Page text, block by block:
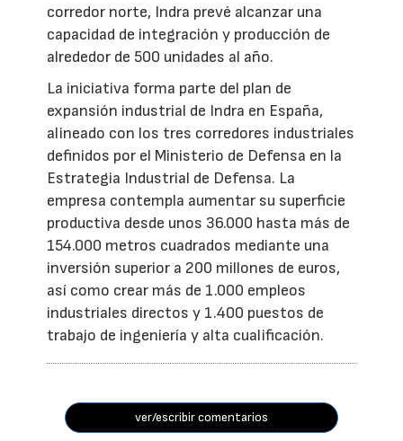
corredor norte, Indra prevé alcanzar una
capacidad de integración y producción de
alrededor de 500 unidades al año.
La iniciativa forma parte del plan de
expansión industrial de Indra en España,
alineado con los tres corredores industriales
definidos por el Ministerio de Defensa en la
Estrategia Industrial de Defensa. La
empresa contempla aumentar su superficie
productiva desde unos 36.000 hasta más de
154.000 metros cuadrados mediante una
inversión superior a 200 millones de euros,
así como crear más de 1.000 empleos
industriales directos y 1.400 puestos de
trabajo de ingeniería y alta cualificación.
ver/escribir comentarios